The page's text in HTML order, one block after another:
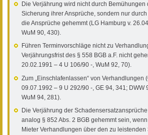
Die Verjährung wird nicht durch Bemühungen
Sicherung ihrer Ansprüche, sondern nur
die Ansprüche gehemmt (LG Hamburg v.
WuM 90, 430).
Führen Terminvorschläge nicht zu
Verjährungsfrist des § 558 BGB a.F. nicht
20.02.1991 – 4 U 106/90 -, WuM 92, 70).
Zum „Einschlafenlassen“ von Verhandlungen
09.07.1992 – 9 U 292/90 -, GE 94, 341; DWW
WuM 94, 281).
Die Verjährung der
analog § 852 Abs. 2 BGB gehemmt sein,
Mieter Verhandlungen über den zu